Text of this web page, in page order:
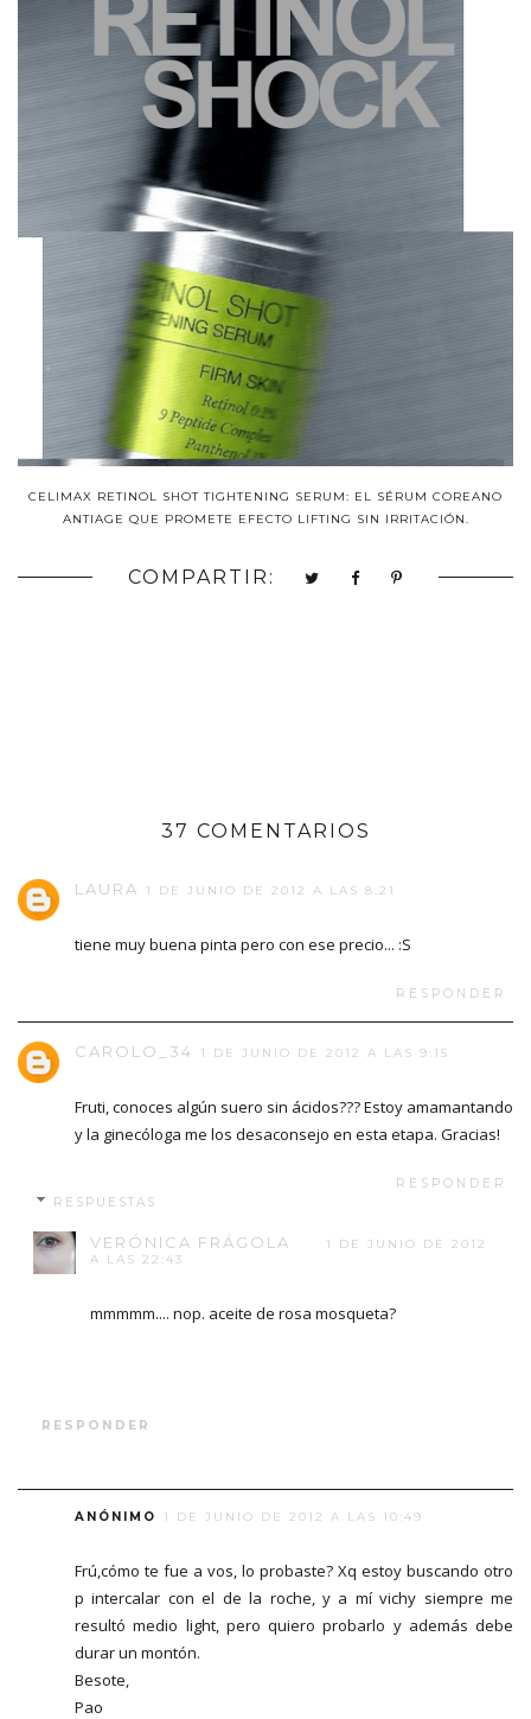
CELIMAX RETINOL SHOT TIGHTENING SERUM: EL SÉRUM COREANO
ANTIAGE QUE PROMETE EFECTO LIFTING SIN IRRITACIÓN.
COMPARTIR:
37 COMENTARIOS
LAURA 1 DE JUNIO DE 2012 A LAS 8:21
tiene muy buena pinta pero con ese precio... :S
RESPONDER
CAROLO_34 1 DE JUNIO DE 2012 A LAS 9:15
Fruti, conoces algún suero sin ácidos??? Estoy amamantando
y la ginecóloga me los desaconsejo en esta etapa. Gracias!
RESPONDER
RESPUESTAS
VERÓNICA FRÁGOLA
1 DE JUNIO DE 2012
A LAS 22:43
mmmmm.... nop. aceite de rosa mosqueta?
RESPONDER
ANÓNIMO 1 DE JUNIO DE 2012 A LAS 10:49
Frú,cómo te fue a vos, lo probaste? Xq estoy buscando otro
p intercalar con el de la roche, y a mí vichy siempre me
resultó medio light, pero quiero probarlo y además debe
durar un montón.
Besote,
Pao